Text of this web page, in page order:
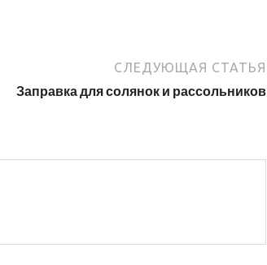
СЛЕДУЮЩАЯ СТАТЬЯ
Заправка для солянок и рассольников